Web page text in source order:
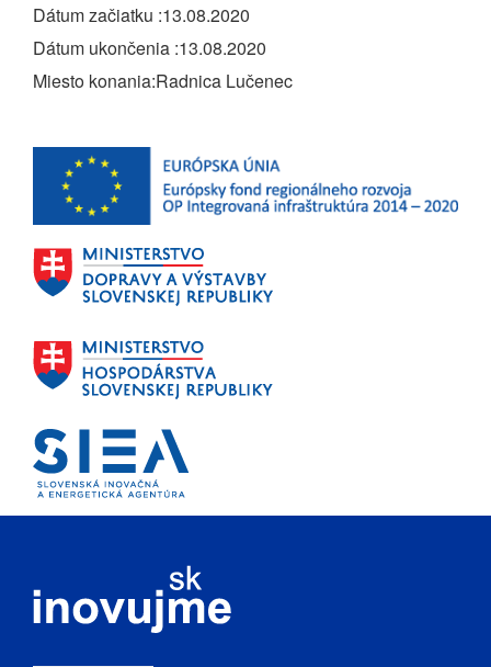
Dátum začiatku 13.08.2020
Dátum ukončenia 13.08.2020
Miesto konania Radnica Lučenec